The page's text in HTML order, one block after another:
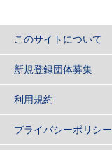
このサイトについて
新規登録団体募集
利用規約
プライバシーポリシー